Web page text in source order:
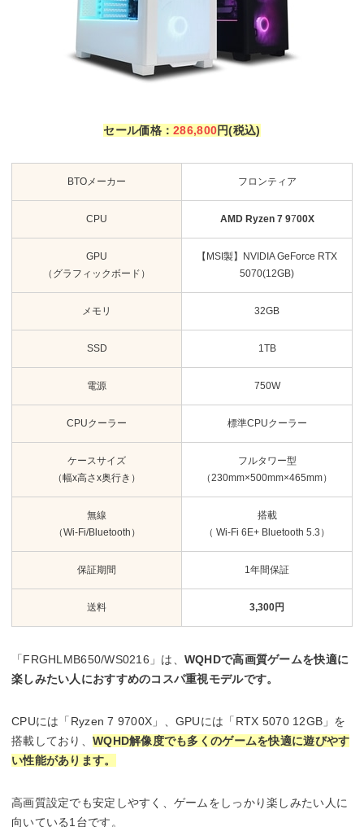
セール価格：286,800円(税込)
BTOメーカー フロンティア
CPU AMD Ryzen 7 9700X
GPU
（グラフィックボード）
【MSI製】NVIDIA GeForce RTX
5070(12GB)
メモリ 32GB
SSD 1TB
電源 750W
CPUクーラー 標準CPUクーラー
ケースサイズ
（幅x高さx奥行き）
フルタワー型
（230mm×500mm×465mm）
無線
（Wi-Fi/Bluetooth）
搭載
（ Wi-Fi 6E+ Bluetooth 5.3）
保証期間 1年間保証
送料 3,300円
「FRGHLMB650/WS0216」は、 WQHDで高画質ゲームを快適に
楽しみたい人におすすめのコスパ重視モデルです。
CPUには「Ryzen 7 9700X」、GPUには「RTX 5070 12GB」を
搭載しており、 WQHD解像度でも多くのゲームを快適に遊びやす
い性能があります。
高画質設定でも安定しやすく、ゲームをしっかり楽しみたい人に
向いている1台です。